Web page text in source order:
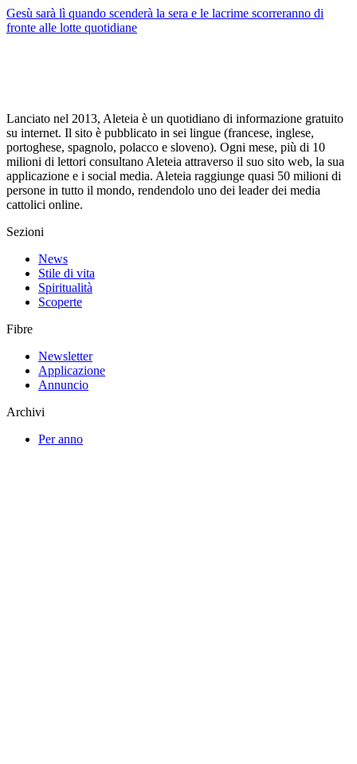
Gesù sarà lì quando scenderà la sera e le lacrime scorreranno di
fronte alle lotte quotidiane
Lanciato nel 2013, Aleteia è un quotidiano di informazione gratuito
su internet. Il sito è pubblicato in sei lingue (francese, inglese,
portoghese, spagnolo, polacco e sloveno). Ogni mese, più di 10
milioni di lettori consultano Aleteia attraverso il suo sito web, la sua
applicazione e i social media. Aleteia raggiunge quasi 50 milioni di
persone in tutto il mondo, rendendolo uno dei leader dei media
cattolici online.
Sezioni
News
Stile di vita
Spiritualità
Scoperte
Fibre
Newsletter
Applicazione
Annuncio
Archivi
Per anno